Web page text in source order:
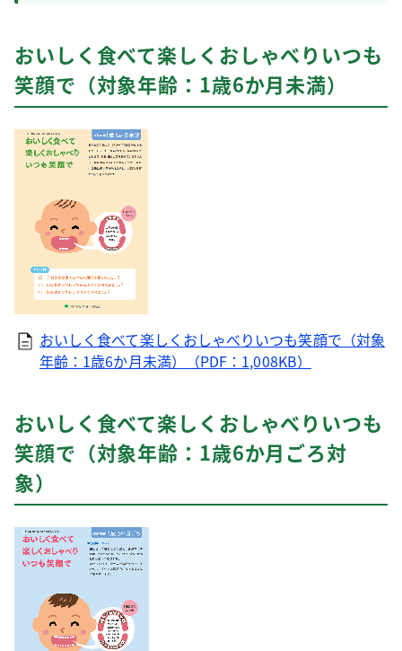
おいしく食べて楽しくおしゃべりいつも
笑顔で（対象年齢：1歳6か月未満）
おいしく食べて楽しくおしゃべりいつも笑顔で（対象
年齢：1歳6か月未満）（PDF：1,008KB）
おいしく食べて楽しくおしゃべりいつも
笑顔で（対象年齢：1歳6か月ごろ対
象）